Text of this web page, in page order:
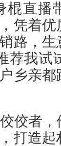
棍直播
凭着
路，
荐我试
乡亲
佼者
打造